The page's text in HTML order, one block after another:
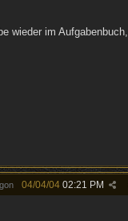
wieder im Aufgabenbuch,
04/04/04 02:21 PM